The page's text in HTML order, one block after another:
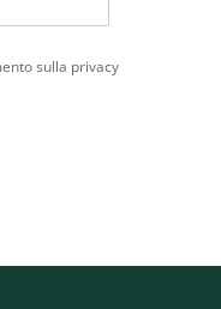
sulla privacy